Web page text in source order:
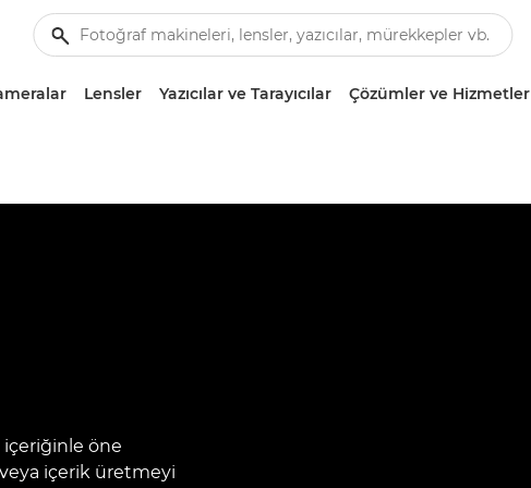
Lensler Yazıcılar ve Tarayıcılar Çözümler ve Hizmetler
içeriğinle öne
veya içerik üretmeyi